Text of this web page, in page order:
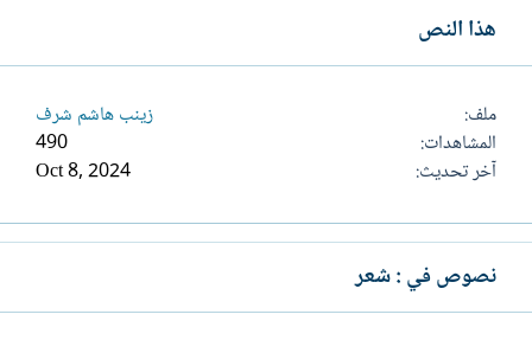
هذا النص
ملف
زينب هاشم شرف
المشاهدات
490
آخر تحديث
Oct 8, 2024
نصوص في : شعر